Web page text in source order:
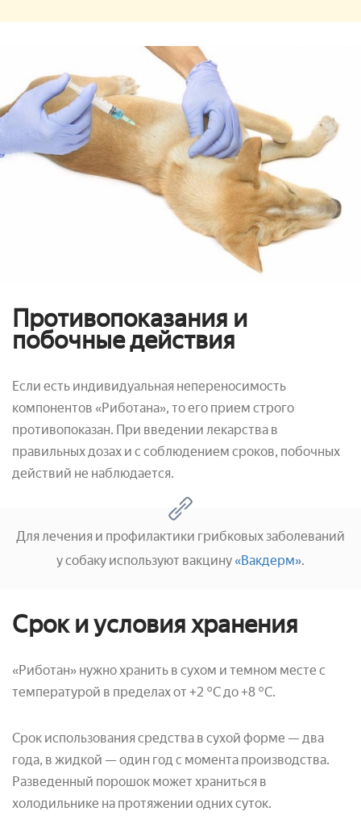
Противопоказания и
побочные действия
Если есть индивидуальная непереносимость
компонентов «Риботана», то его прием строго
противопоказан. При введении лекарства в
правильных дозах и с соблюдением сроков, побочных
действий не наблюдается.
Для лечения и профилактики грибковых заболеваний
у собаку используют вакцину «Вакдерм».
Срок и условия хранения
«Риботан» нужно хранить в сухом и темном месте с
температурой в пределах от +2 °С до +8 °С.
Срок использования средства в сухой форме — два
года, в жидкой — один год с момента производства.
Разведенный порошок может храниться в
холодильнике на протяжении одних суток.